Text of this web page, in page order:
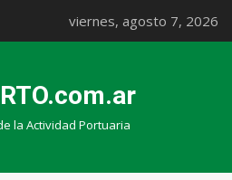
viernes, agosto 7, 2026
la Actividad Portuaria